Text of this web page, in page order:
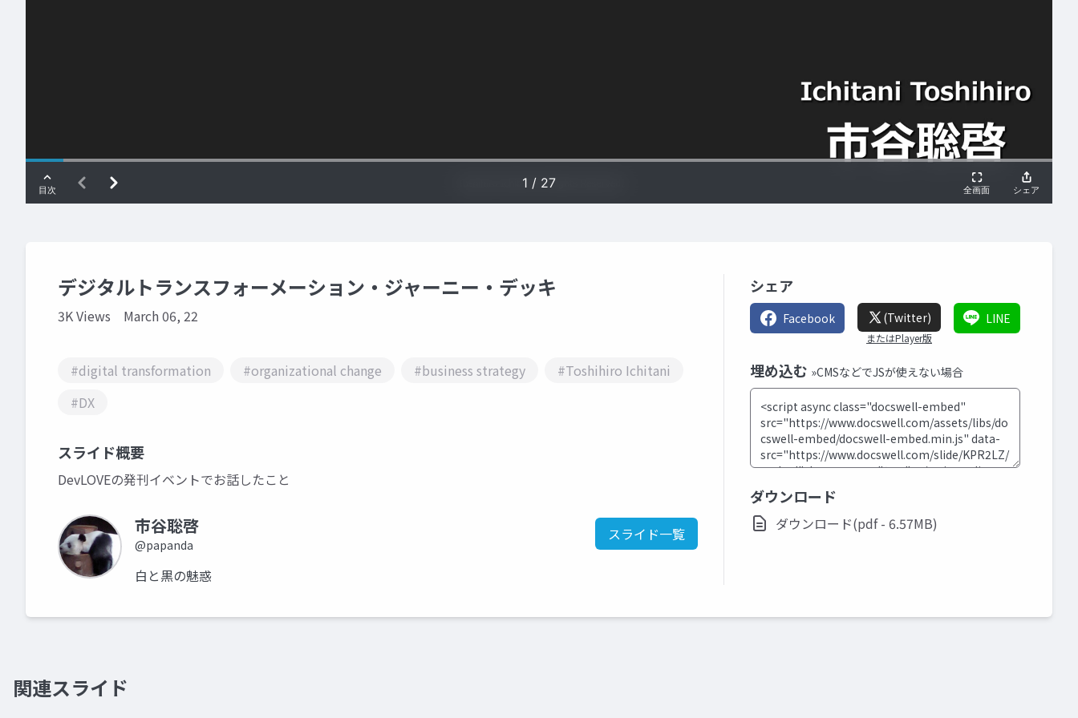
デジタルトランスフォーメーション・ジャーニー・デッキ
3K Views March 06, 22
#digital transformation #organizational change #business strategy
#Toshihiro Ichitani
#DX
スライド概要
DevLOVEの発刊イベントでお話したこと
市谷聡啓
@papanda
スライド一覧
白と黒の魅惑
シェア
Facebook (Twitter)
またはPlayer版
LINE
埋め込む »CMSなどでJSが使えない場合
ダウンロード
ダウンロード(pdf - 6.57MB)
関連スライド